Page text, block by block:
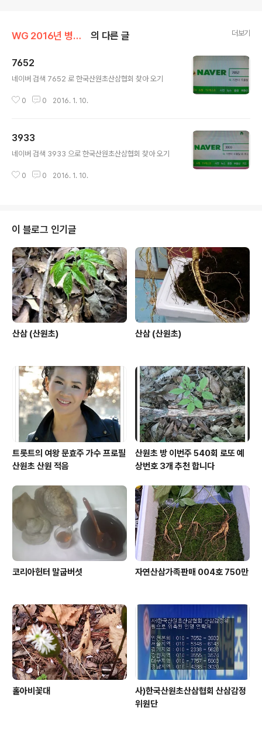
WG 2016년 병신년 기록 의 다른 글 더보기
7652
네이버 검색 7652 로 한국산원초산삼협회 찾아 오기
0 0 2016. 1. 10.
3933
네이버 검색 3933 으로 한국산원초산삼협회 찾아 오기
0 0 2016. 1. 10.
이 블로그 인기글
산삼 (산원초) 산삼 (산원초)
트롯트의 여왕 문효주 가수 프로필
산원초 산원 적음
산원초 방 이번주 540회 로또 예
상번호 3개 추천 합니다
코리아헌터 말굽버섯 자연산삼가족판매 004호 750만
홀아비꽃대
사)한국산원초산삼협회 산삼감정
위원단